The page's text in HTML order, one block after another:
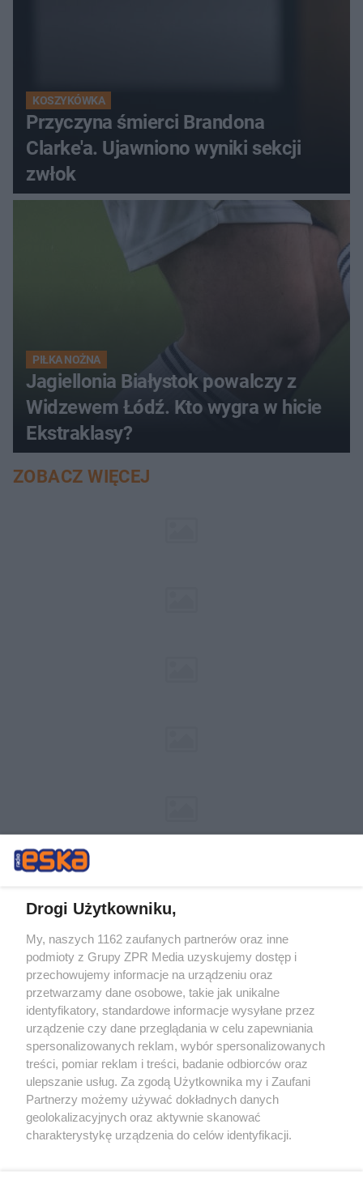
KOSZYKÓWKA
Przyczyna śmierci Brandona
Clarke'a. Ujawniono wyniki sekcji
zwłok
PIŁKA NOŻNA
Jagiellonia Białystok powalczy z
Widzewem Łódź. Kto wygra w hicie
Ekstraklasy?
ZOBACZ WIĘCEJ
Żaden utwór zamieszczony w serwisie nie może być powielany i
rozpowszechniany lub dalej rozpowszechniany w jakikolwiek sposób (w
tym także elektroniczny lub mechaniczny) na jakimkolwiek polu
eksploatacji w jakiejkolwiek formie, włącznie z umieszczaniem w
Internecie bez pisemnej zgody właściciela praw. Jakiekolwiek użycie lub
wykorzystanie utworów w całości lub w części z naruszeniem prawa,
tzn. bez właściwej zgody, jest zabronione pod groźbą kary i może być
ścigane prawnie.
Drogi Użytkowniku,
My, naszych 1162 zaufanych partnerów oraz inne
podmioty z Grupy ZPR Media uzyskujemy dostęp i
przechowujemy informacje na urządzeniu oraz
przetwarzamy dane osobowe, takie jak unikalne
identyfikatory, standardowe informacje wysyłane przez
urządzenie czy dane przeglądania w celu zapewniania
spersonalizowanych reklam, wybór spersonalizowanych
treści, pomiar reklam i treści, badanie odbiorców oraz
ulepszanie usług. Za zgodą Użytkownika my i Zaufani
Partnerzy możemy używać dokładnych danych
geolokalizacyjnych oraz aktywnie skanować
charakterystykę urządzenia do celów identyfikacji.